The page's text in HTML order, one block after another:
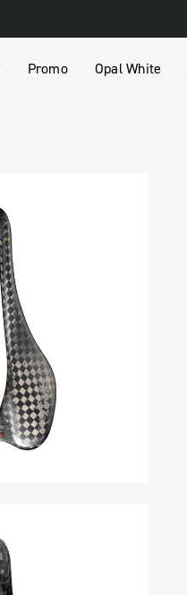
Promo Opal White